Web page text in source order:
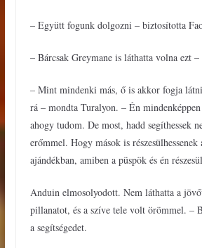
– Együtt fogunk dolgozni – biztosította
– Bárcsak Greymane is láthatta volna ezt
– Mint mindenki más, ő is akkor fogja
rá – mondta Turalyon. – Én
ahogy tudom. De most, hadd segíthessek
erőmmel. Hogy mások is részesülhessenek
ajándékban, amiben a püspök és én
Anduin elmosolyodott. Nem láthatta a
pillanatot, és a szíve tele volt örömmel. –
a segítségedet.